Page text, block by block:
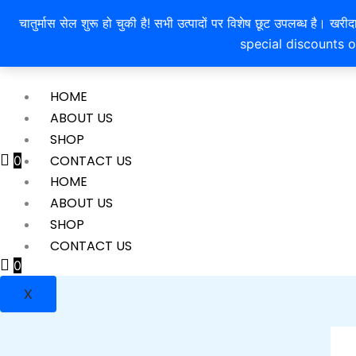
चातुर्मास सेल शुरू हो चुकी है! सभी उत्पादों पर विशेष छूट उपलब्ध है।
special discounts
HOME
ABOUT US
SHOP
CONTACT US
X
0
HOME
ABOUT US
SHOP
CONTACT US
X
0